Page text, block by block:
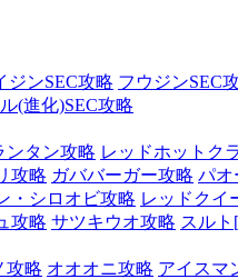
ジンSEC攻略 フウジンSEC
(進化)SEC攻略
ンタン攻略 レッドホットク
攻略 ガババーガー攻略 パオ
・シロオビ攻略 レッドクイ
攻略 サツキウオ攻略 スルト
攻略 オオオニ攻略 アイスマ